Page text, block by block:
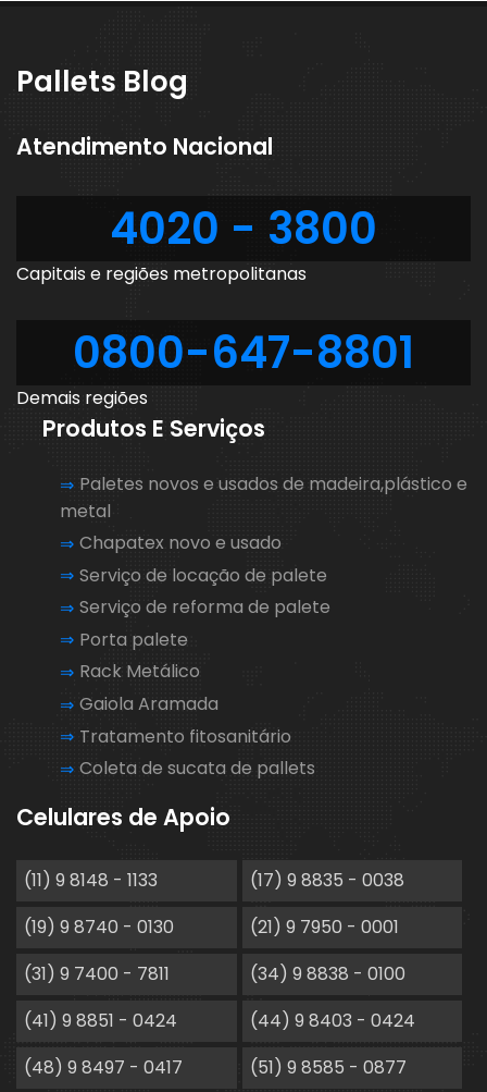
Pallets Blog
Atendimento Nacional
4020 - 3800
Capitais e regiões metropolitanas
0800-647-8801
Demais regiões
Produtos E Serviços
Paletes novos e usados de madeira,plástico e
metal
Chapatex novo e usado
Serviço de locação de palete
Serviço de reforma de palete
Porta palete
Rack Metálico
Gaiola Aramada
Tratamento fitosanitário
Coleta de sucata de pallets
Celulares de Apoio
(11) 9 8148 - 1133
(17) 9 8835 - 0038
(19) 9 8740 - 0130
(21) 9 7950 - 0001
(31) 9 7400 - 7811
(34) 9 8838 - 0100
(41) 9 8851 - 0424
(44) 9 8403 - 0424
(48) 9 8497 - 0417
(51) 9 8585 - 0877